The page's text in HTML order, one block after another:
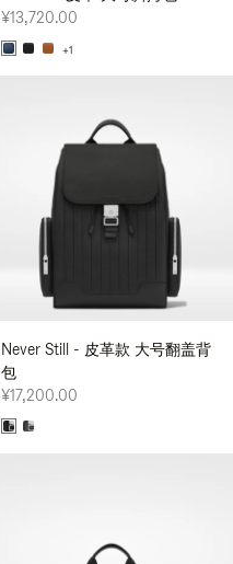
¥13,720.00
+1
Never Still - 皮革款 大号翻盖背
包
¥17,200.00